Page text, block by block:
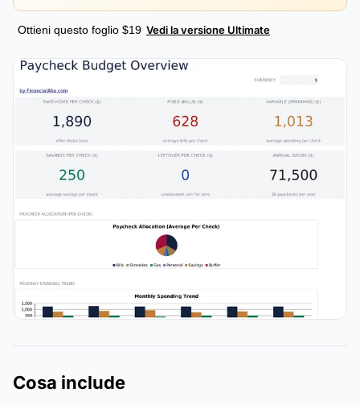
Ottieni questo foglio $19 Vedi la versione Ultimate
Cosa include